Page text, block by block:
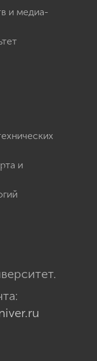
и медиа-
и